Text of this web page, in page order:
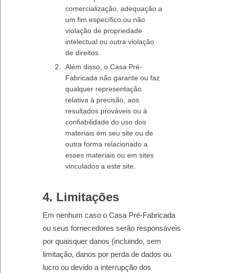
comercialização, adequação a
um fim específico ou não
violação de propriedade
intelectual ou outra violação
de direitos.
Além disso, o Casa Pré-
Fabricada não garante ou faz
qualquer representação
relativa à precisão, aos
resultados prováveis ​​ou à
confiabilidade do uso dos
materiais em seu site ou de
outra forma relacionado a
esses materiais ou em sites
vinculados a este site.
4. Limitações
Em nenhum caso o Casa Pré-Fabricada
ou seus fornecedores serão responsáveis ​​
por quaisquer danos (incluindo, sem
limitação, danos por perda de dados ou
lucro ou devido a interrupção dos